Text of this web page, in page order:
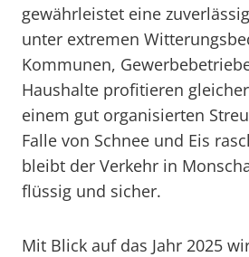
gewährleistet eine
unter extremen
Kommunen,
Haushalte profitieren
einem gut organisierten
Falle von Schnee und Eis
bleibt der Verkehr in
flüssig und sicher.
Mit Blick auf das Jahr 2025